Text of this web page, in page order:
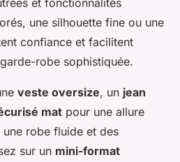
une silhouette fine ou une
confiance et facilitent
robe sophistiquée.
veste oversize, un jean
mat pour une allure
robe fluide et des
sur un mini-format